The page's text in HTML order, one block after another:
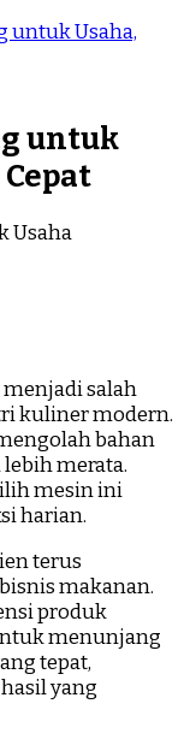
untuk Usaha,
untuk
salah
kuliner modern.
bahan
merata.
mesin ini
harian.
terus
makanan.
produk
menunjang
tepat,
yang